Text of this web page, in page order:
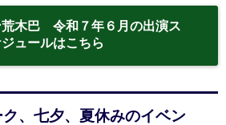
荒木巴 令和７年６月の出演ス
ュールはこちら
、七夕、夏休みのイベン